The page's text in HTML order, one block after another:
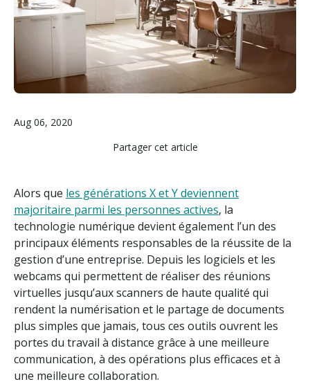
Aug 06, 2020
Partager cet article
Alors que les générations X et Y deviennent
majoritaire parmi les personnes actives, la
technologie numérique devient également l’un des
principaux éléments responsables de la réussite de la
gestion d’une entreprise. Depuis les logiciels et les
webcams qui permettent de réaliser des réunions
virtuelles jusqu’aux scanners de haute qualité qui
rendent la numérisation et le partage de documents
plus simples que jamais, tous ces outils ouvrent les
portes du travail à distance grâce à une meilleure
communication, à des opérations plus efficaces et à
une meilleure collaboration.